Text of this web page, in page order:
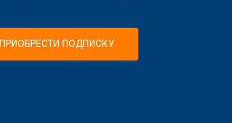
ПРИОБРЕСТИ ПОДПИСКУ